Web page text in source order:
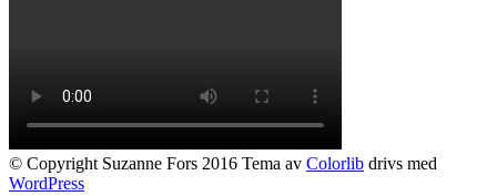
© Copyright Suzanne Fors 2016 Tema av Colorlib drivs med
WordPress